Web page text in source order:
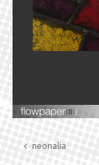
neonalia